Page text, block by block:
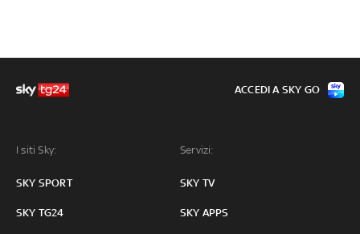
I siti Sky:
SKY SPORT
SKY TG24
Servizi:
SKY TV
SKY APPS
ACCEDI A SKY GO